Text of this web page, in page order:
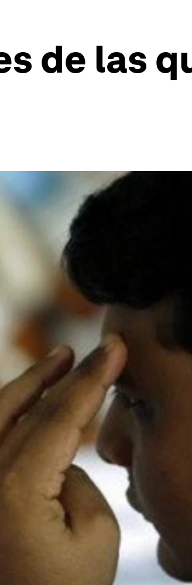
de las